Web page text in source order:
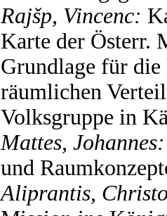
Rajšp, Vincenc:
Karte der Österr.
Grundlage für
räumlichen
Volksgruppe in
Mattes, Johannes:
und
Aliprantis,